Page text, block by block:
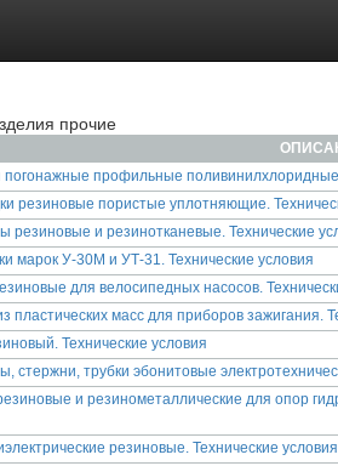
прочие
погонажные профильные
резиновые пористые уплотняющие.
резиновые и резинотканевые. Технические
марок У-30М и УТ-31. Технические условия
для велосипедных насосов.
пластических масс для приборов зажигания.
Технические условия
стержни, трубки эбонитовые
и резинометаллические для опор
резиновые. Технические условия